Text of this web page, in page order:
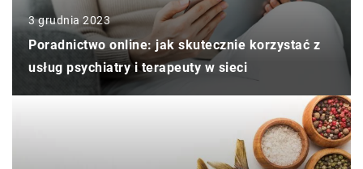
3 grudnia 2023
Poradnictwo online: jak skutecznie korzystać z
usług psychiatry i terapeuty w sieci